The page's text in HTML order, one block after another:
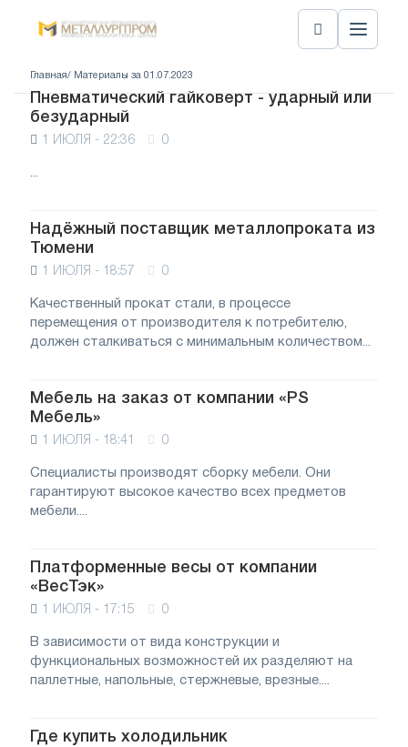
Главная/ Материалы за 01.07.2023
Пневматический гайковерт - ударный или
безударный
1 ИЮЛЯ - 22:36 0
...
Надёжный поставщик металлопроката из
Тюмени
1 ИЮЛЯ - 18:57 0
Качественный прокат стали, в процессе
перемещения от производителя к потребителю,
должен сталкиваться с минимальным количеством...
Мебель на заказ от компании «PS
Мебель»
1 ИЮЛЯ - 18:41 0
Специалисты производят сборку мебели. Они
гарантируют высокое качество всех предметов
мебели....
Платформенные весы от компании
«ВесТэк»
1 ИЮЛЯ - 17:15 0
В зависимости от вида конструкции и
функциональных возможностей их разделяют на
паллетные, напольные, стержневые, врезные....
Где купить холодильник